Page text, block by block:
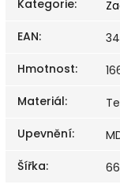
Kategorie:
EAN:
Hmotnost:
Materiál:
Upevnění:
Šířka: